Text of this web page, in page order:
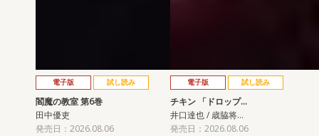
電子版 試し読み
閻魔の教室 第6巻
田中優吏
発売日：2026.08.06
電子版 試し読み
チキン 「ドロップ…
井口達也 / 歳脇将…
発売日：2026.08.06